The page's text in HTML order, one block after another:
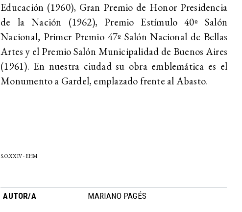
Educación (1960), Gran Premio de Honor Presidencia
de la Nación (1962), Premio Estímulo 40º Salón
Nacional, Primer Premio 47º Salón Nacional de Bellas
Artes y el Premio Salón Municipalidad de Buenos Aires
(1961). En nuestra ciudad su obra emblemática es el
Monumento a Gardel, emplazado frente al Abasto.
S.O.XXIV - EHM
AUTOR/A MARIANO PAGÉS